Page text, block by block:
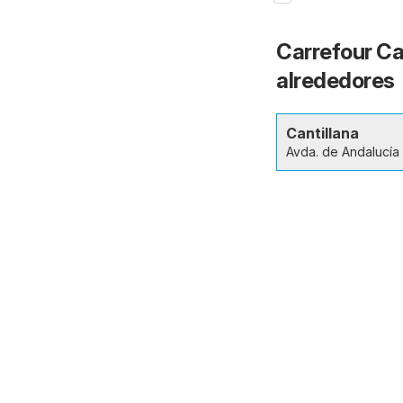
Carrefour
alrededores
Cantillana
Avda. de Andalucía